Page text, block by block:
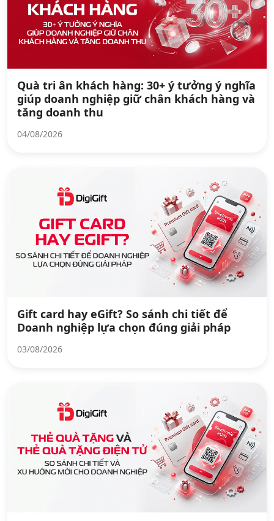
Quà tri ân khách hàng: 30+ ý tưởng ý nghĩa
giúp doanh nghiệp giữ chân khách hàng và
tăng doanh thu
04/08/2026
Gift card hay eGift? So sánh chi tiết để
Doanh nghiệp lựa chọn đúng giải pháp
03/08/2026